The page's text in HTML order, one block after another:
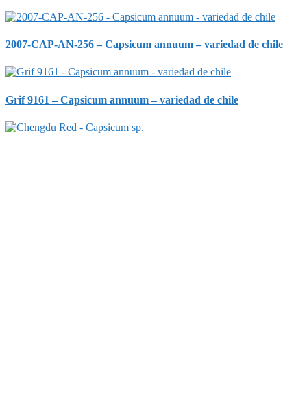
2007-CAP-AN-256 – Capsicum annuum – variedad de chile
Grif 9161 – Capsicum annuum – variedad de chile